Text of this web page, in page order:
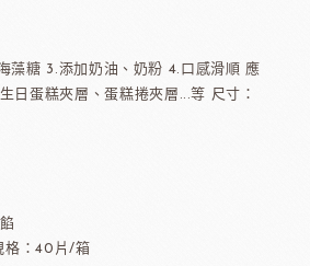
藻糖 3.添加奶油、奶粉 4.口感滑順 應
日蛋糕夾層、蛋糕捲夾層...等 尺寸：
格：40片/箱